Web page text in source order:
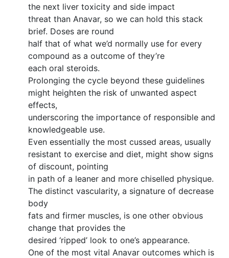
the next liver toxicity and side impact
threat than Anavar, so we can hold this stack
brief. Doses are round
half that of what we’d normally use for every
compound as a outcome of they’re
each oral steroids.
Prolonging the cycle beyond these guidelines
might heighten the risk of unwanted aspect
effects,
underscoring the importance of responsible and
knowledgeable use.
Even essentially the most cussed areas, usually
resistant to exercise and diet, might show signs
of discount, pointing
in path of a leaner and more chiselled physique.
The distinct vascularity, a signature of decrease
body
fats and firmer muscles, is one other obvious
change that provides the
desired ‘ripped’ look to one’s appearance.
One of the most vital Anavar outcomes which is